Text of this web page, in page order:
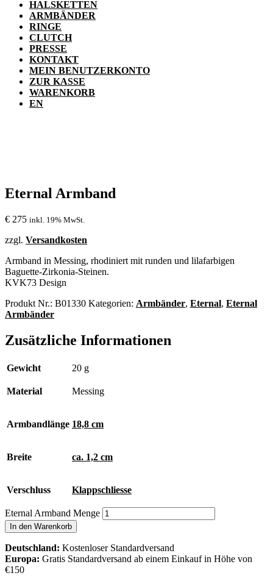
HALSKETTEN
ARMBÄNDER
RINGE
CLUTCH
PRESSE
KONTAKT
MEIN BENUTZERKONTO
ZUR KASSE
WARENKORB
EN
Eternal Armband
€ 275 inkl. 19% MwSt.
zzgl. Versandkosten
Armband in Messing, rhodiniert mit runden und lilafarbigen
Baguette-Zirkonia-Steinen.
KVK73 Design
Produkt Nr.: B01330 Kategorien: Armbänder, Eternal, Eternal
Armbänder
Zusätzliche Informationen
Gewicht 20 g
Material Messing
Armbandlänge 18,8 cm
Breite ca. 1,2 cm
Verschluss Klappschliesse
Eternal Armband Menge
In den Warenkorb
Deutschland: Kostenloser Standardversand
Europa: Gratis Standardversand ab einem Einkauf in Höhe von
€150